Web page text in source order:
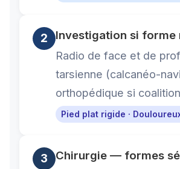
2 Investigation si
Radio de face et de
tarsienne (calcanéo-
orthopédique si
Pied plat rigide ·
3 Chirurgie — formes